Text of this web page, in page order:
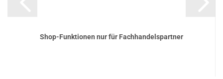
Shop-Funktionen nur für Fachhandelspartner